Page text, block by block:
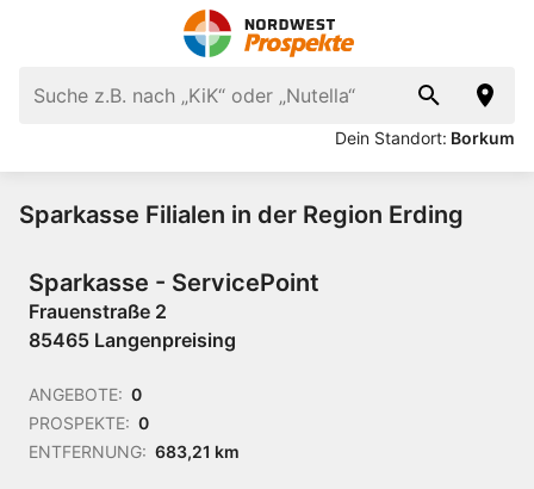
Dein Standort: Borkum
Sparkasse Filialen in der Region Erding
Sparkasse - ServicePoint
Frauenstraße 2
85465 Langenpreising
ANGEBOTE: 0
PROSPEKTE: 0
ENTFERNUNG: 683,21 km